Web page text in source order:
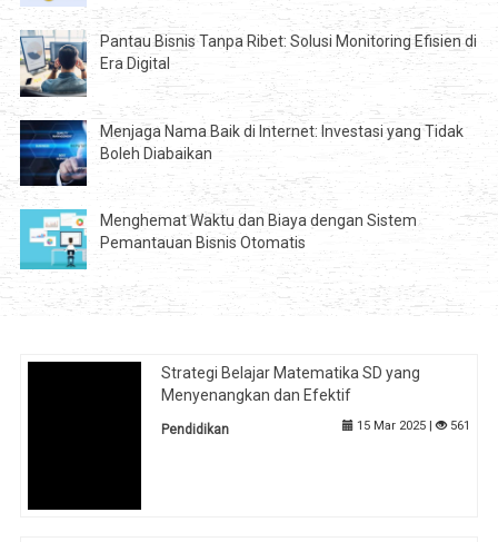
Pantau Bisnis Tanpa Ribet: Solusi Monitoring Efisien di
Era Digital
Menjaga Nama Baik di Internet: Investasi yang Tidak
Boleh Diabaikan
Menghemat Waktu dan Biaya dengan Sistem
Pemantauan Bisnis Otomatis
Strategi Belajar Matematika SD yang
Menyenangkan dan Efektif
Pendidikan 15 Mar 2025 | 561